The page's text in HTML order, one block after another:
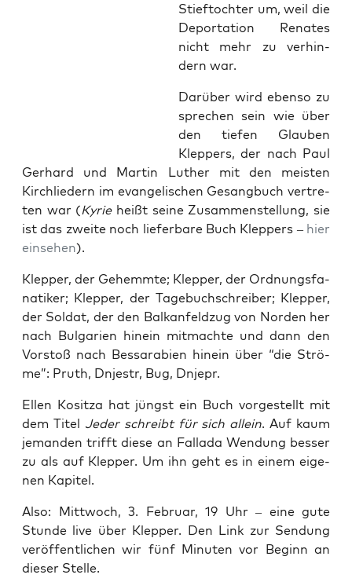
Stief­toch­ter um, weil die
Depor­ta­ti­on Rena­tes
nicht mehr zu ver­hin­
dern war.
Dar­über wird eben­so zu
spre­chen sein wie über
den tie­fen Glau­ben
Klep­pers, der nach Paul
Ger­hard und Mar­tin Luther mit den meis­ten
Kirch­lie­dern im evan­ge­li­schen Gesang­buch ver­tre­
ten war (Kyrieheißt sei­ne Zusam­men­stel­lung, sie
ist das zwei­te noch lie­fer­ba­re Buch Klep­pers – hier
ein­se­hen).
Klep­per, der Gehemm­te; Klep­per, der Ord­nungs­fa­
na­ti­ker; Klep­per, der Tage­buch­schrei­ber; Klep­per,
der Sol­dat, der den Bal­kan­feld­zug von Nor­den her
nach Bul­ga­ri­en hin­ein mit­mach­te und dann den
Vor­stoß nach Bes­sa­ra­bi­en hin­ein über “die Strö­
me”: Pruth, Dnjes­tr, Bug, Dnjepr.
Ellen Kositza hat jüngst ein Buch vor­ge­stellt mit
dem Titel Jeder schreibt für sich allein. Auf kaum
jeman­den trifft die­se an Fal­la­da Wen­dung bes­ser
zu als auf Klep­per. Um ihn geht es in einem eige­
nen Kapitel.
Also: Mitt­woch, 3. Febru­ar, 19 Uhr – eine gute
Stun­de live über Klep­per. Den Link zur Sen­dung
ver­öf­fent­li­chen wir fünf Minu­ten vor Beginn an
die­ser Stelle.